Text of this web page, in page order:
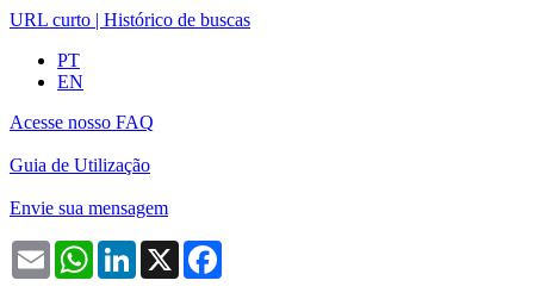
URL curto | Histórico de buscas
PT
EN
Acesse nosso FAQ
Guia de Utilização
Envie sua mensagem
Email WhatsAppLinkedIn
X